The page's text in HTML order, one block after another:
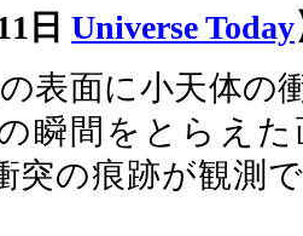
日 Universe Today
表面に小天体の
瞬間をとらえ
突の痕跡が観測